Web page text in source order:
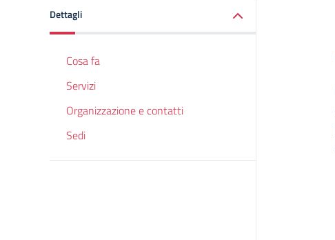
Dettagli
Cosa fa
Servizi
Organizzazione e contatti
Sedi